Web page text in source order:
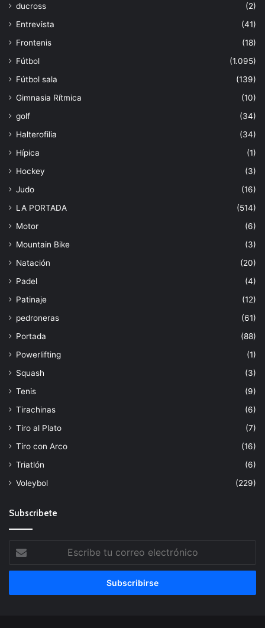
ducross
(2)
Entrevista
(41)
Frontenis
(18)
Fútbol
(1.095)
Fútbol sala
(139)
Gimnasia Rítmica
(10)
golf
(34)
Halterofilia
(34)
Hípica
(1)
Hockey
(3)
Judo
(16)
LA PORTADA
(514)
Motor
(6)
Mountain Bike
(3)
Natación
(20)
Padel
(4)
Patinaje
(12)
pedroneras
(61)
Portada
(88)
Powerlifting
(1)
Squash
(3)
Tenis
(9)
Tirachinas
(6)
Tiro al Plato
(7)
Tiro con Arco
(16)
Triatlón
(6)
Voleybol
(229)
Subscribete
tu
correo